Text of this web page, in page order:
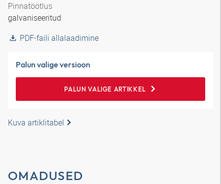
Pinnatöötlus
galvaniseeritud
PDF-faili allalaadimine
Palun valige versioon
PALUN VALIGE ARTIKKEL
Kuva artiklitabel
OMADUSED